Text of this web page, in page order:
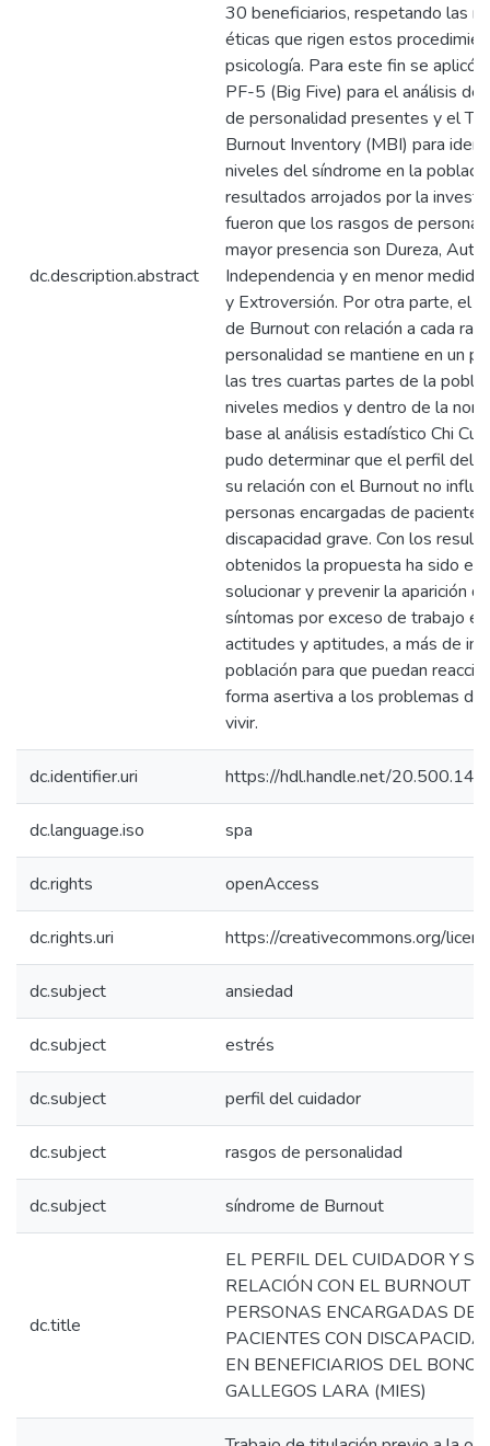
dc.description.abstract
30 beneficiarios, respetando las
éticas que rigen estos
psicología. Para este fin se aplicó
PF-5 (Big Five) para el análisis de
de personalidad presentes y el
Burnout Inventory (MBI) para
niveles del síndrome en la
resultados arrojados por la
fueron que los rasgos de
mayor presencia son Dureza,
Independencia y en menor
y Extroversión. Por otra parte, el
de Burnout con relación a cada
personalidad se mantiene en un
las tres cuartas partes de la
niveles medios y dentro de la
base al análisis estadístico Chi
pudo determinar que el perfil del
su relación con el Burnout no
personas encargadas de
discapacidad grave. Con los
obtenidos la propuesta ha sido
solucionar y prevenir la aparición
síntomas por exceso de trabajo
actitudes y aptitudes, a más de
población para que puedan
forma asertiva a los problemas
vivir.
dc.identifier.uri https://hdl.handle.net/
dc.language.iso spa
dc.rights openAccess
dc.rights.uri https://creativecommons.org/
dc.subject ansiedad
dc.subject estrés
dc.subject perfil del cuidador
dc.subject rasgos de personalidad
dc.subject síndrome de Burnout
dc.title
EL PERFIL DEL CUIDADOR Y SU
RELACIÓN CON EL BURNOUT
PERSONAS ENCARGADAS DE
PACIENTES CON
EN BENEFICIARIOS DEL BONO
GALLEGOS LARA (MIES)